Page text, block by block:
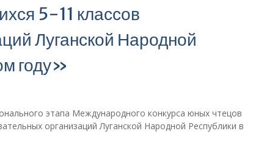
5-11 классов
Луганской Народной
году»
этапа Международного конкурса юных чтецов
организаций Луганской Народной Республики в